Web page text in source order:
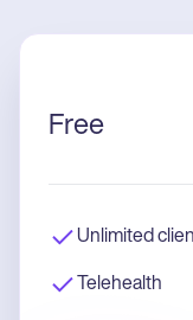
Free
Unlimited
Telehealth